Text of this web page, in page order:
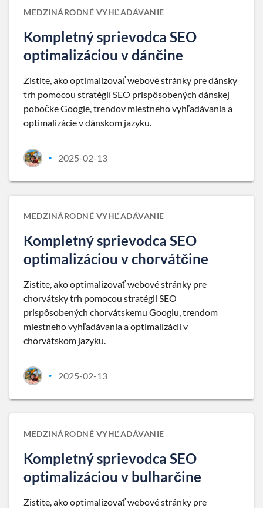
MEDZINÁRODNÉ VYHĽADÁVANIE
Kompletný sprievodca SEO
optimalizáciou v dánčine
Zistite, ako optimalizovať webové stránky pre dánsky
trh pomocou stratégií SEO prispôsobených dánskej
pobočke Google, trendov miestneho vyhľadávania a
optimalizácie v dánskom jazyku.
• 2025-02-13
MEDZINÁRODNÉ VYHĽADÁVANIE
Kompletný sprievodca SEO
optimalizáciou v chorvátčine
Zistite, ako optimalizovať webové stránky pre
chorvátsky trh pomocou stratégií SEO
prispôsobených chorvátskemu Googlu, trendom
miestneho vyhľadávania a optimalizácii v
chorvátskom jazyku.
• 2025-02-13
MEDZINÁRODNÉ VYHĽADÁVANIE
Kompletný sprievodca SEO
optimalizáciou v bulharčine
Zistite, ako optimalizovať webové stránky pre